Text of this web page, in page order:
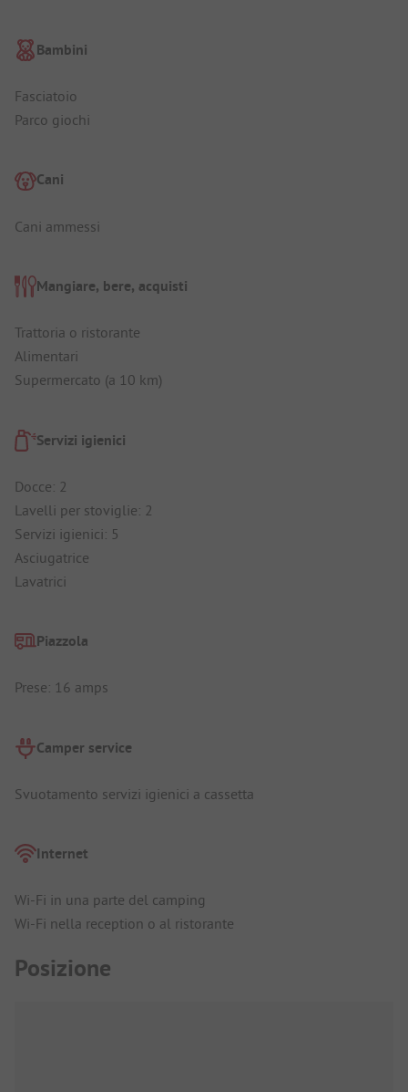
Bambini
Fasciatoio
Parco giochi
Cani
Cani ammessi
Mangiare, bere, acquisti
Trattoria o ristorante
Alimentari
Supermercato (a 10 km)
Servizi igienici
Docce: 2
Lavelli per stoviglie: 2
Servizi igienici: 5
Asciugatrice
Lavatrici
Piazzola
Prese: 16 amps
Camper service
Svuotamento servizi igienici a cassetta
Internet
Wi-Fi in una parte del camping
Wi-Fi nella reception o al ristorante
Posizione